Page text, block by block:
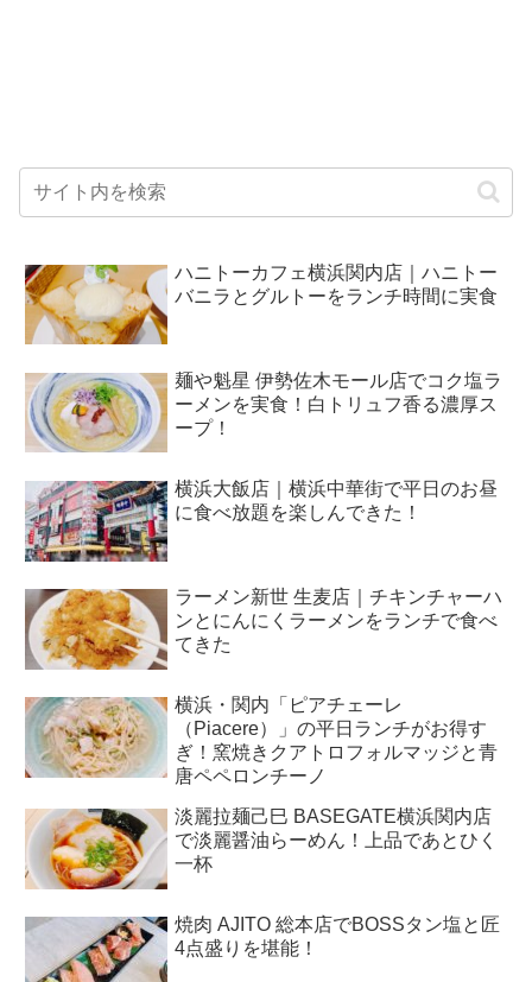
ハニトーカフェ横浜関内店｜ハニトー
バニラとグルトーをランチ時間に実食
麺や魁星 伊勢佐木モール店でコク塩ラ
ーメンを実食！白トリュフ香る濃厚ス
ープ！
横浜大飯店｜横浜中華街で平日のお昼
に食べ放題を楽しんできた！
ラーメン新世 生麦店｜チキンチャーハ
ンとにんにくラーメンをランチで食べ
てきた
横浜・関内「ピアチェーレ
（Piacere）」の平日ランチがお得す
ぎ！窯焼きクアトロフォルマッジと青
唐ペペロンチーノ
淡麗拉麺己巳 BASEGATE横浜関内店
で淡麗醤油らーめん！上品であとひく
一杯
焼肉 AJITO 総本店でBOSSタン塩と匠
4点盛りを堪能！